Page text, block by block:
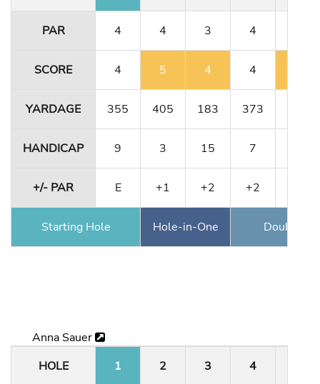
PAR 4 4 3 4
SCORE 4 5 4 4
YARDAGE 355 405 183 373
HANDICAP 9 3 15 7
+/- PAR E +1 +2 +2
Starting Hole Hole-in-One Double
Anna Sauer
HOLE
1 2 3 4